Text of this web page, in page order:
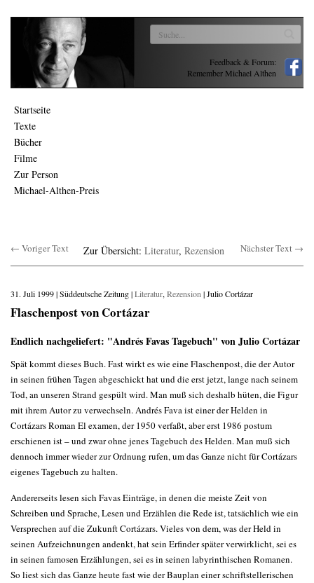
Feedback & Forum:
Remember Michael Althen
Startseite
Texte
Bücher
Filme
Zur Person
Michael-Althen-Preis
← Voriger Text Zur Übersicht: Literatur, Rezension Nächster Text →
31. Juli 1999 | Süddeutsche Zeitung |Literatur, Rezension | Julio Cortázar
Flaschenpost von Cortázar
Endlich nachgeliefert: "Andrés Favas Tagebuch" von Julio Cortázar
Spät kommt dieses Buch. Fast wirkt es wie eine Flaschenpost, die der Autor
in seinen frühen Tagen abgeschickt hat und die erst jetzt, lange nach seinem
Tod, an unseren Strand gespült wird. Man muß sich deshalb hüten, die Figur
mit ihrem Autor zu verwechseln. Andrés Fava ist einer der Helden in
Cortázars Roman El examen, der 1950 verfaßt, aber erst 1986 postum
erschienen ist – und zwar ohne jenes Tagebuch des Helden. Man muß sich
dennoch immer wieder zur Ordnung rufen, um das Ganze nicht für Cortázars
eigenes Tagebuch zu halten.
Andererseits lesen sich Favas Einträge, in denen die meiste Zeit von
Schreiben und Sprache, Lesen und Erzählen die Rede ist, tatsächlich wie ein
Versprechen auf die Zukunft Cortázars. Vieles von dem, was der Held in
seinen Aufzeichnungen andenkt, hat sein Erfinder später verwirklicht, sei es
in seinen famosen Erzählungen, sei es in seinen labyrinthischen Romanen.
So liest sich das Ganze heute fast wie der Bauplan einer schriftstellerischen